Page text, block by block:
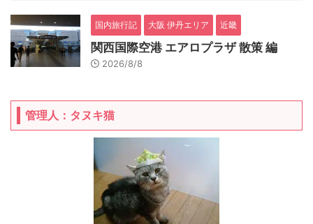
国内旅行記 大阪 伊丹エリア 近畿
関西国際空港 エアロプラザ 散策 編
2026/8/8
管理人：タヌキ猫